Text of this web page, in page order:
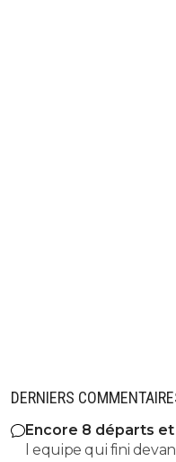
DERNIERS
Encore 8 départs
l equipe qui fini devant